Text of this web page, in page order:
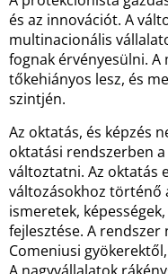
és az innovációt. A
multinacionális
fognak érvényesülni.
tőkehiányos lesz, és
szintjén.
Az oktatás, és képzés
oktatási rendszerben
változtatni. Az oktatás
változásokhoz történő
ismeretek,
fejlesztése. A rendszer
Comeniusi